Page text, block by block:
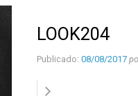
LOOK204
Publicado: 08/08/2017